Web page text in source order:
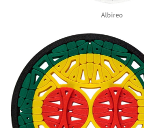
Albireo